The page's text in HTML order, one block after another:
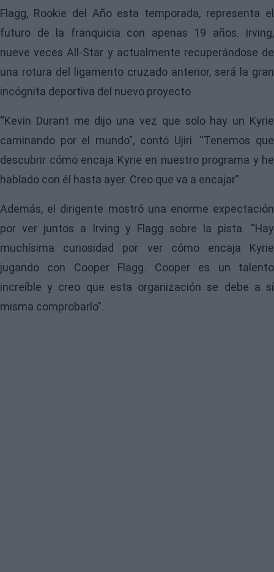
Flagg, Rookie del Año esta temporada, representa el
futuro de la franquicia con apenas 19 años. Irving,
nueve veces All-Star y actualmente recuperándose de
una rotura del ligamento cruzado anterior, será la gran
incógnita deportiva del nuevo proyecto.
“Kevin Durant me dijo una vez que solo hay un Kyrie
caminando por el mundo”, contó Ujiri. “Tenemos que
descubrir cómo encaja Kyrie en nuestro programa y he
hablado con él hasta ayer. Creo que va a encajar”.
Además, el dirigente mostró una enorme expectación
por ver juntos a Irving y Flagg sobre la pista. “Hay
muchísima curiosidad por ver cómo encaja Kyrie
jugando con Cooper Flagg. Cooper es un talento
increíble y creo que esta organización se debe a sí
misma comprobarlo”.